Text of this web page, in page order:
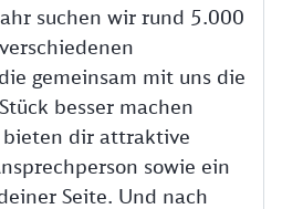
suchen wir rund 5.000
gemeinsam mit uns die
besser machen
bieten dir attraktive
sowie ein
Seite. Und nach